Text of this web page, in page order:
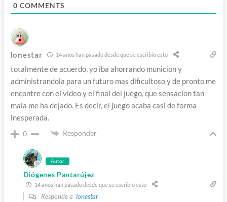
0 COMMENTS
lonestar 14 años han pasado desde que se escribió esto
totalmente de acuerdo, yo iba ahorrando municion y
administrandola para un futuro mas dificultoso y de pronto me
encontre con el video y el final del juego, que sensacion tan
mala me ha dejado. Es decir, el juego acaba casi de forma
inesperada.
0 Responder
Autor
Diógenes Pantarújez
14 años han pasado desde que se escribió esto
Responde a lonestar